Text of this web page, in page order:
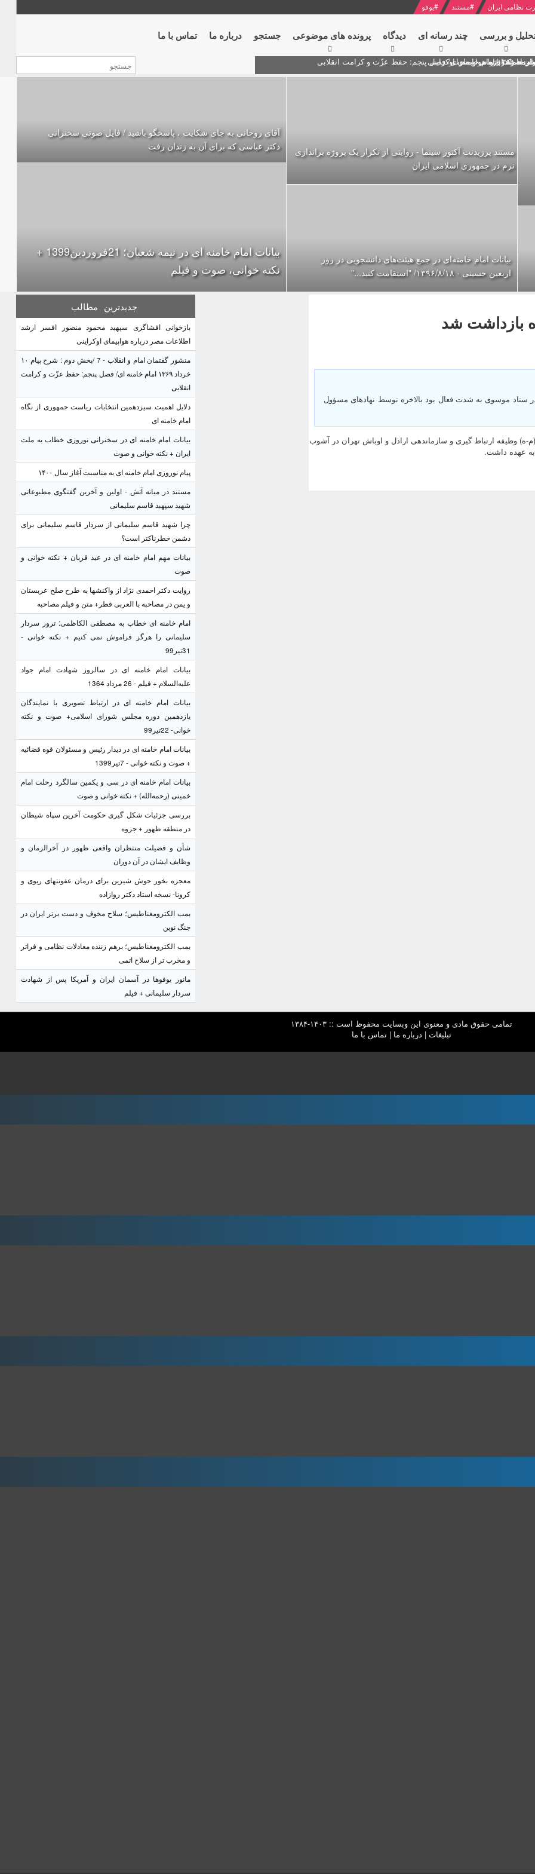
نظامی ایران #مستند #یوفو
و بررسی چند رسانه ای دیدگاه‌ پرونده های موضوعی جستجو درباره ما تماس با ما
درباره هواپیمای اوکراینی
خامنه ای
+ نکته خوانی و صوت
مستند پرزيدنت آکتور سينما - روایتی از تکرار یک پروژه براندازی
نرم در جمهوری اسلامی ایران
بیانات امام خامنه‌ای در جمع هیئت‌های دانشجویی در روز
اربعین حسینی - ۱۳۹۶/۸/۱۸/ "استقامت کنید..."
آقای روحانی به جای شکایت ، پاسخگو باشید / فایل صوتی سخنرانی
دکتر عباسی که برای آن به زندان رفت
بیانات امام خامنه ای در نیمه شعبان؛ 21فروردین1399 +
نکته خوانی، صوت و فیلم
بازداشت شد
ستاد موسوى به شدت فعال بود بالاخره توسط نهادهاى مسؤول
ه) وظيفه ارتباط گيرى و سازماندهى اراذل و اوباش تهران در آشوب
به عهده داشت.
جدیدترین مطالب
بازخوانی افشاگری سپهبد محمود منصور افسر ارشد
اطلاعات مصر درباره هواپیمای اوکراینی
منشور گفتمان امام و انقلاب - 7 /بخش دوم : شرح پیام ۱۰
خرداد ۱۳۶۹ امام خامنه ای/ فصل پنجم: حفظ عزّت و کرامت
انقلابی
دلایل اهمیت سیزدهمین انتخابات ریاست جمهوری از نگاه
امام خامنه ای
بیانات امام خامنه ای در سخنرانی نوروزی خطاب به ملت
ایران + نکته خوانی و صوت
پیام نوروزی امام خامنه ای به مناسبت آغاز سال ۱۴۰۰
مستند در میانه آتش - اولین و آخرین گفتگوی مطبوعاتی
شهید سپهبد قاسم سلیمانی
چرا شهید قاسم سلیمانی از سردار قاسم سلیمانی برای
دشمن خطرناکتر است؟
بیانات مهم امام خامنه ای در عید قربان + نکته خوانی و
صوت
روایت دکتر احمدی نژاد از واکنشها به طرح صلح عربستان
و یمن در مصاحبه با العربی قطر+ متن و فیلم مصاحبه
امام خامنه ای خطاب به مصطفی الکاظمی: ترور سردار
سلیمانی را هرگز فراموش نمی کنیم + نکته خوانی -
31تیر99
بیانات امام خامنه ای در سالروز شهادت امام جواد
علیه‌السلام + فیلم - 26 مرداد 1364
بیانات امام خامنه ای در ارتباط تصویری با نمایندگان
یازدهمین دوره مجلس شورای اسلامی+ صوت و نکته
خوانی- 22تیر99
بیانات امام خامنه ای در دیدار رئیس و مسئولان قوه قضائیه
+ صوت و نکته خوانی - 7تیر1399
بیانات امام خامنه ای در سی و یکمین سالگرد رحلت امام
خمینی (رحمه‌الله) + نکته خوانی و صوت
بررسی جزئیات شکل گیری حکومت آخرین سپاه شیطان
در منطقه ظهور + جزوه
شأن و فضیلت منتظران واقعی ظهور در آخرالزمان و
وظایف ایشان در آن دوران
معجزه بخور جوش شیرین برای درمان عفونتهای ریوی و
کرونا- نسخه استاد دکتر روازاده
بمب الکترومغناطیس؛ سلاح مخوف و دست برتر ایران در
جنگ نوین
بمب الکترومغناطیس؛ برهم زننده معادلات نظامی و فراتر
و مخرب تر از سلاح اتمی
مانور یوفوها در آسمان ایران و آمریکا پس از شهادت
سردار سلیمانی + فیلم
تمامی حقوق مادی و معنوی این وبسایت محفوظ است :: ۱۴۰۳-۱۳۸۴
تبلیغات | درباره ما |تماس با ما